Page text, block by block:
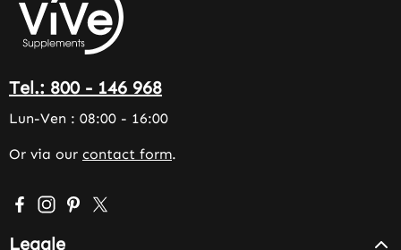
Tel.: 800 - 146 968
Lun-Ven : 08:00 - 16:00
Or via our contact form.
Visit us on Facebook – opens in a new browser tab
Check us out on Instagram – opens in a new
Get inspired on Pinterest – opens in a new
Follow us on X – opens in a new browser
Legale